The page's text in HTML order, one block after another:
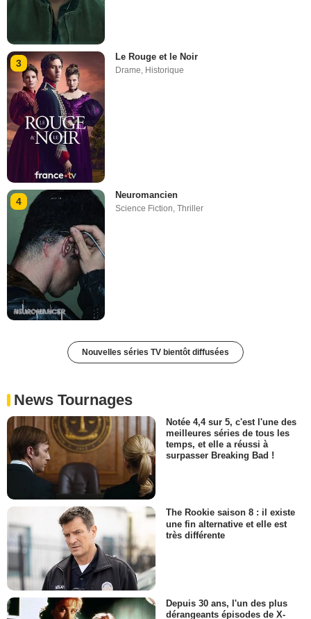
3
Le Rouge et le Noir
Drame, Historique
4
Neuromancien
Science Fiction ,Thriller
Nouvelles séries TV bientôt diffusées
News Tournages
Notée 4,4 sur 5, c'est l'une des
meilleures séries de tous les
temps, et elle a réussi à
surpasser Breaking Bad !
The Rookie saison 8 : il existe
une fin alternative et elle est
très différente
Depuis 30 ans, l'un des plus
dérangeants épisodes de X-